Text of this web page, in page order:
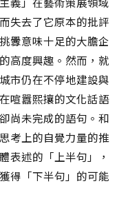
失去了它原本的批評
釁意味十足的大膽企
高度興趣。然而，就
市仍在不停地建設與
喧囂熙攘的文化話語
尚未完成的語句。和
考上的自覺力量的推
表述的「上半句」，
得「下半句」的可能